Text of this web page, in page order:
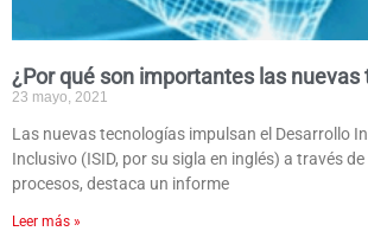
¿Por qué son importantes las nuevas
23 mayo, 2021
Las nuevas tecnologías impulsan el Desarrollo
Inclusivo (ISID, por su sigla en inglés) a través
procesos, destaca un informe
Leer más »